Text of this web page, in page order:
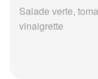
Salade verte,
vinaigrette